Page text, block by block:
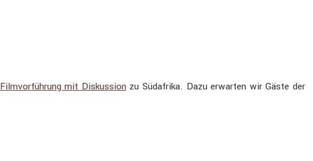
Filmvor­füh­rung mit Diskus­sionzu Südafrika. Dazu erwarten wir Gäste der